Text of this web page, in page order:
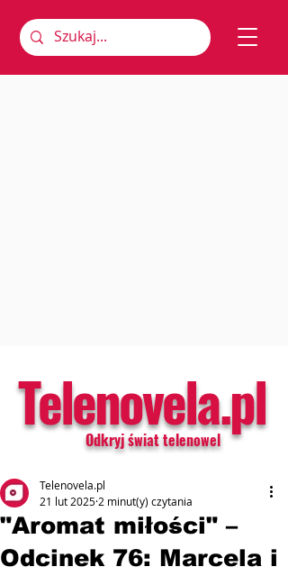
Telenovela.pl
Odkryj świat telenowel
"Aromat miłości" –
Odcinek 76: Marcela i
Telenovela.pl
21 lut 2025 2 minut(y) czytania